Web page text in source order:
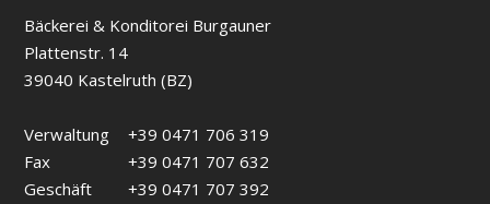
Bäckerei & Konditorei Burgauner
Plattenstr. 14
39040 Kastelruth (BZ)
Verwaltung
+39 0471 706 319
Fax
+39 0471 707 632
Geschäft
+39 0471 707 392